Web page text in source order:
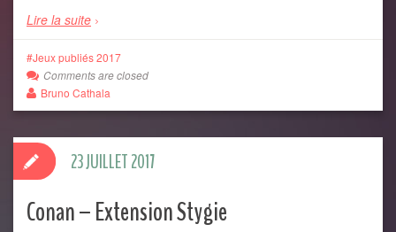
Lire la suite
Jeux publiés 2017
Comments are closed
Bruno Cathala
Conan – Extension Stygie
23 JUILLET 2017